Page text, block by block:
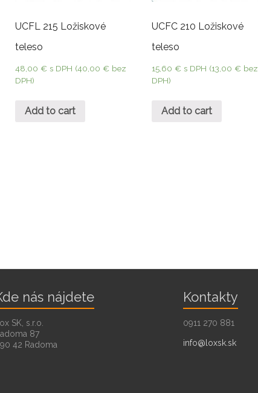
UCFL 215 Ložiskové
teleso
48,00€ s DPH (40,00€ bez
DPH)
Add to cart
UCFC 210 Ložiskové
teleso
15,60 € s DPH (13,00 €bez
DPH)
Add to cart
nás nájdete
Lox SK, s.r.o.
87
42 Radoma
Kontakty
0911 270 881
info@loxsk.sk